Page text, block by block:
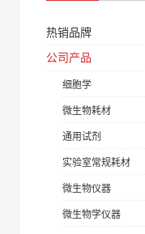
热销品牌
公司产品
细胞学
微生物耗材
通用试剂
实验室常规耗材
微生物仪器
微生物学仪器